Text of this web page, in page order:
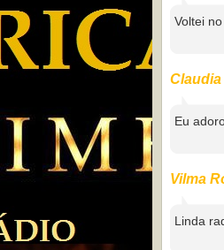
Voltei
Claudia
Eu
Vilma
Linda